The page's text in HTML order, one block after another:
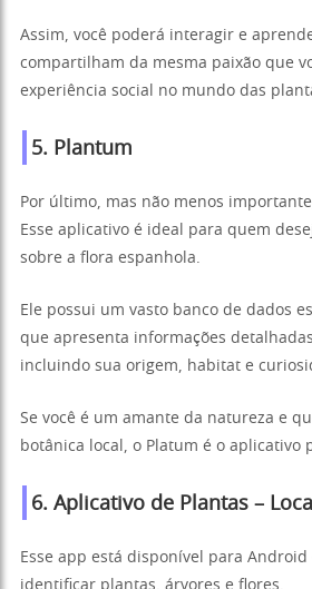
Assim, você poderá interagir e
compartilham da mesma paixão que
experiência social no mundo das
5. Plantum
Por último, mas não menos
Esse aplicativo é ideal para quem
sobre a flora espanhola.
Ele possui um vasto banco de dados
que apresenta informações
incluindo sua origem, habitat e
Se você é um amante da natureza e
botânica local, o Platum é o aplicativo
6. Aplicativo de Plantas –
Esse app está disponível para Android